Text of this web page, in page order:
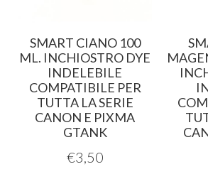
SMART CIANO 100
ML. INCHIOSTRO DYE
INDELEBILE
COMPATIBILE PER
TUTTA LA SERIE
CANON E PIXMA
GTANK
€3,50